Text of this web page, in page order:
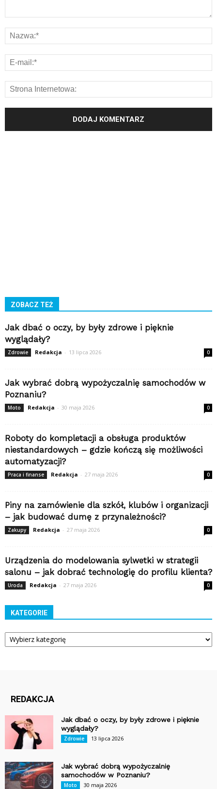
ZOBACZ TEŻ
Jak dbać o oczy, by były zdrowe i pięknie
wyglądały?
Zdrowie Redakcja - 13 lipca 2026 0
Jak wybrać dobrą wypożyczalnię samochodów w
Poznaniu?
Moto Redakcja - 30 maja 2026 0
Roboty do kompletacji a obsługa produktów
niestandardowych – gdzie kończą się możliwości
automatyzacji?
Praca i finanse Redakcja - 27 maja 2026 0
Piny na zamówienie dla szkół, klubów i organizacji
– jak budować dumę z przynależności?
Zakupy Redakcja - 27 maja 2026 0
Urządzenia do modelowania sylwetki w strategii
salonu – jak dobrać technologię do profilu klienta?
Uroda Redakcja - 27 maja 2026 0
KATEGORIE
Kategorie
REDAKCJA
Jak dbać o oczy, by były zdrowe i pięknie
wyglądały?
Zdrowie 13 lipca 2026
Jak wybrać dobrą wypożyczalnię
samochodów w Poznaniu?
Moto 30 maja 2026